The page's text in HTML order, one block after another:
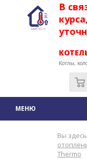
В
Котлы,
Вы
Thermo